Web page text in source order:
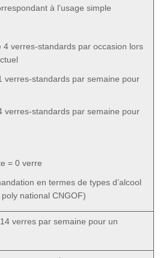
à l’usage simple
4 verres-standards par occasion lors
verres-standards par semaine pour
verres-standards par semaine pour
= 0 verre
en termes de types d’alcool
national CNGOF)
verres par semaine pour un